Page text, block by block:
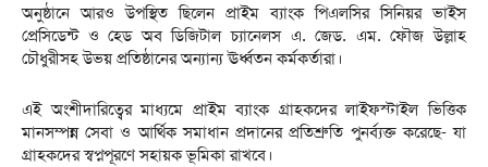
অনুষ্ঠানে আরও উপস্থিত ছিলেন প্রাইম ব্যাংক পিএলসির সিনিয়র ভাইস
প্রেসিডেন্ট ও হেড অব ডিজিটাল চ্যানেলস এ. জেড. এম. ফৌজ উল্লাহ
চৌধুরীসহ উভয় প্রতিষ্ঠানের অন্যান্য ঊর্ধ্বতন কর্মকর্তারা।
এই অংশীদারিত্বের মাধ্যমে প্রাইম ব্যাংক গ্রাহকদের লাইফস্টাইল ভিত্তিক
মানসম্পন্ন সেবা ও আর্থিক সমাধান প্রদানের প্রতিশ্রুতি পুনর্ব্যক্ত করেছে- যা
গ্রাহকদের স্বপ্নপূরণে সহায়ক ভূমিকা রাখবে।